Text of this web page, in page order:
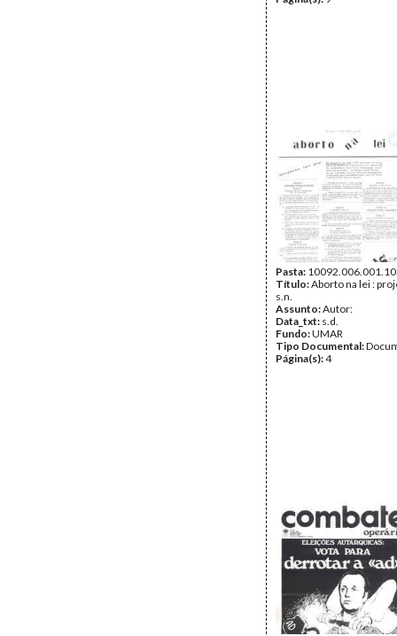
Pasta:
Título:Aborto na lei :
s.n.
Assunto:Autor:
Data_txt: s.d.
Fundo:UMAR
Tipo Documental:
Página(s):4